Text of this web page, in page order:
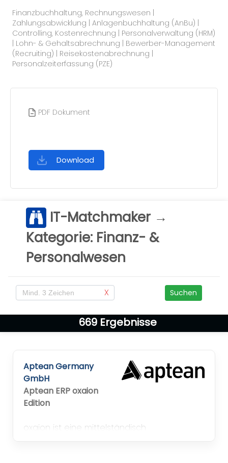
Finanzbuchhaltung, Rechnungswesen |
Zahlungsabwicklung | Anlagenbuchhaltung (AnBu) |
Controlling, Kostenrechnung | Personalverwaltung (HRM)
| Lohn- & Gehaltsabrechnung | Bewerber-Management
(Recruiting) | Reisekostenabrechnung |
Personalzeiterfassung (PZE)
PDF Dokument
Download
IT-Matchmaker →
Kategorie: Finanz- &
Personalwesen
X Suchen
669Ergebnisse
Aptean Germany
GmbH
Aptean ERP oxaion
Edition
oxaion ist eine mittelständisch